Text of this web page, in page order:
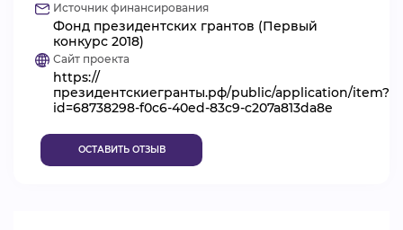
ВИДЕОКУРСЫ
Источник финансирования
Фонд президентских грантов (Первый
конкурс 2018)
Сайт проекта
https://
президентскиегранты.рф/public/application/item?
id=68738298-f0c6-40ed-83c9-c207a813da8e
ОСТАВИТЬ ОТЗЫВ